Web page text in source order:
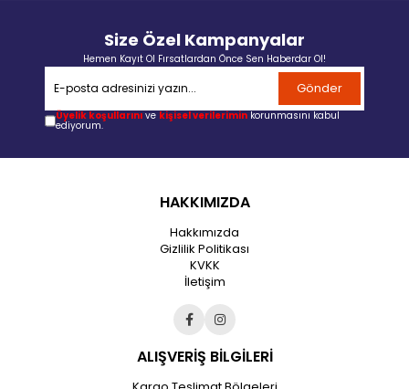
Size Özel Kampanyalar
Hemen Kayıt Ol Fırsatlardan Önce Sen Haberdar Ol!
Gönder
Üyelik koşullarını ve kişisel verilerimin korunmasını kabul
ediyorum.
HAKKIMIZDA
Hakkımızda
Gizlilik Politikası
KVKK
İletişim
ALIŞVERİŞ BİLGİLERİ